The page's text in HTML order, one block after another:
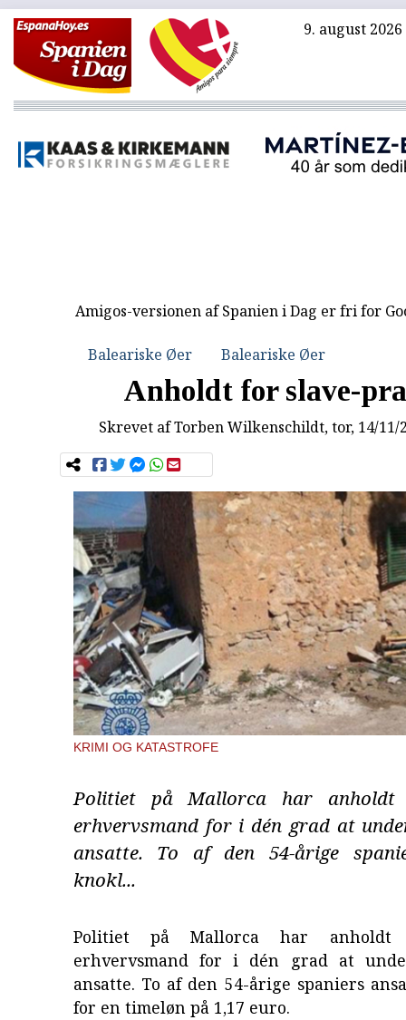
9. august 2026
Amigos-versionen af Spanien i Dag er fri for
Baleariske Øer Baleariske Øer
Anholdt for slave-
Skrevet afTorben Wilkenschildt, tor, 14/11/
KRIMI OG KATASTROFE
Politiet på Mallorca har anholdt
erhvervsmand for i dén grad at
ansatte. To af den 54-årige
knokl...
Politiet på Mallorca har anholdt
erhvervsmand for i dén grad at
ansatte. To af den 54-årige spaniers
for en timeløn på 1,17 euro.